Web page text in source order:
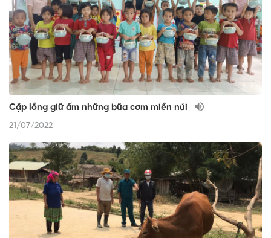
Cặp lồng giữ ấm những bữa cơm miền núi
21/07/2022